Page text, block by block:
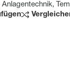
Anlagentechnik,